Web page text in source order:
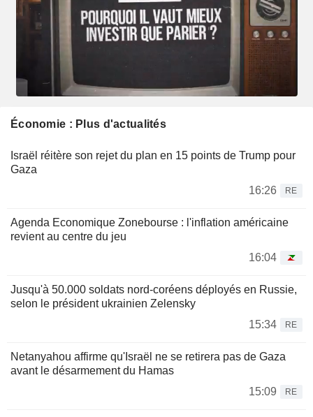
Économie : Plus d'actualités
Israël réitère son rejet du plan en 15 points de Trump pour
Gaza
16:26
RE
Agenda Economique Zonebourse : l'inflation américaine
revient au centre du jeu
16:04
Jusqu'à 50.000 soldats nord-coréens déployés en Russie,
selon le président ukrainien Zelensky
15:34
RE
Netanyahou affirme qu'Israël ne se retirera pas de Gaza
avant le désarmement du Hamas
15:09
RE